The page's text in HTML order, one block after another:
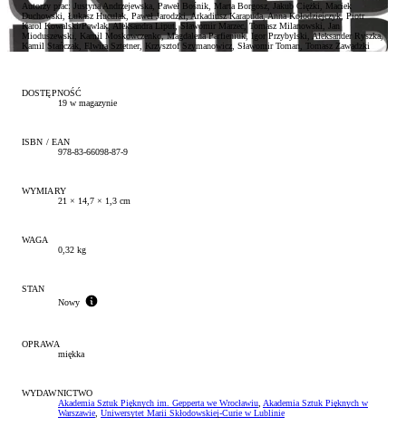
Autorzy prac: Justyna Andrzejewska, Paweł Bośnik, Marta Borgosz, Jakub Ciężki, Maciek
Duchowski, Łukasz Huculak, Paweł Jarodzki, Arkadiusz Karapuda, Anna Kołodziejczyk, Piotr
Karol Kowalski/Pawlak, Aleksandra Liput, Sławomir Marzec, Tomasz Milanowski, Jan
Mioduszewski, Kamil Moskowczenko, Magdalena Parfieniuk, Igor Przybylski, Aleksander Ryszka,
Kamil Stańczak, Elwira Sztetner, Krzysztof Szymanowicz, Sławomir Toman, Tomasz Zawadzki
DOSTĘPNOŚĆ
19 w magazynie
ISBN / EAN
978-83-66098-87-9
WYMIARY
21 × 14,7 × 1,3 cm
WAGA
0,32 kg
STAN
Nowy
OPRAWA
miękka
WYDAWNICTWO
Akademia Sztuk Pięknych im. Gepperta we Wrocławiu Akademia Sztuk Pięknych w
Warszawie Uniwersytet Marii Skłodowskiej-Curie w Lublinie